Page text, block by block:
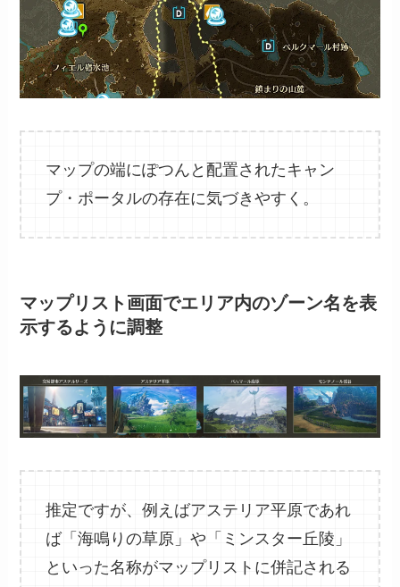
マップの端にぽつんと配置されたキャン
プ・ポータルの存在に気づきやすく。
マップリスト画面でエリア内のゾーン名を表
示するように調整
推定ですが、例えばアステリア平原であれ
ば「海鳴りの草原」や「ミンスター丘陵」
といった名称がマップリストに併記される